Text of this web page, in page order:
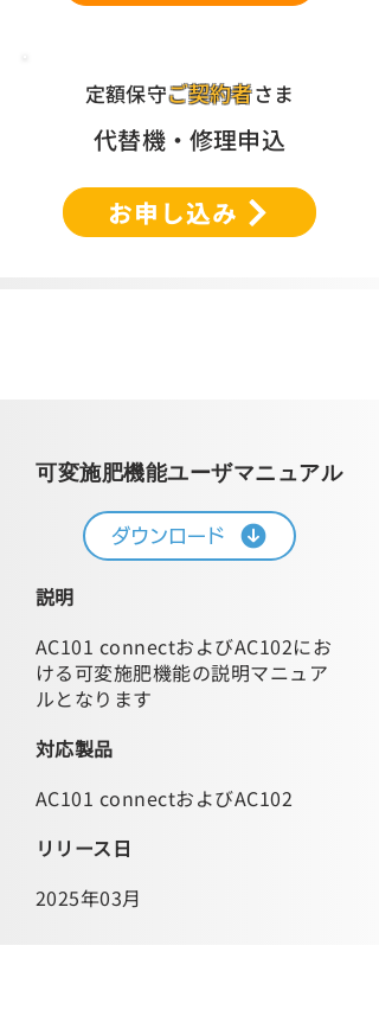
定額保守ご契約者さま
代替機・修理申込
お申し込み
可変施肥機能ユーザマニュアル
ダウンロード
説明
AC101 connectおよびAC102にお
ける可変施肥機能の説明マニュア
ルとなります
対応製品
AC101 connectおよびAC102
リリース日
2025年03月